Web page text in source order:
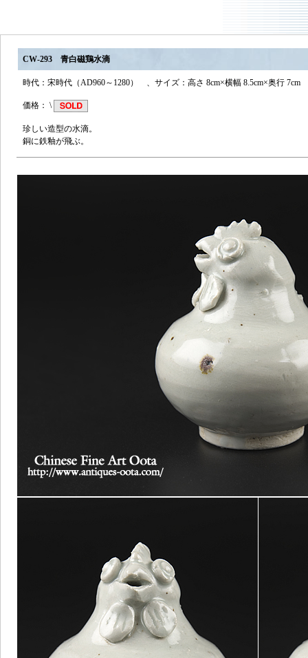
CW-293 青白磁鶏水滴
時代：宋時代（AD960～1280） 、サイズ：高さ 8cm×横幅 8.5cm×奥行 7cm
価格： \
珍しい造型の水滴。
銅に鉄釉が飛ぶ。